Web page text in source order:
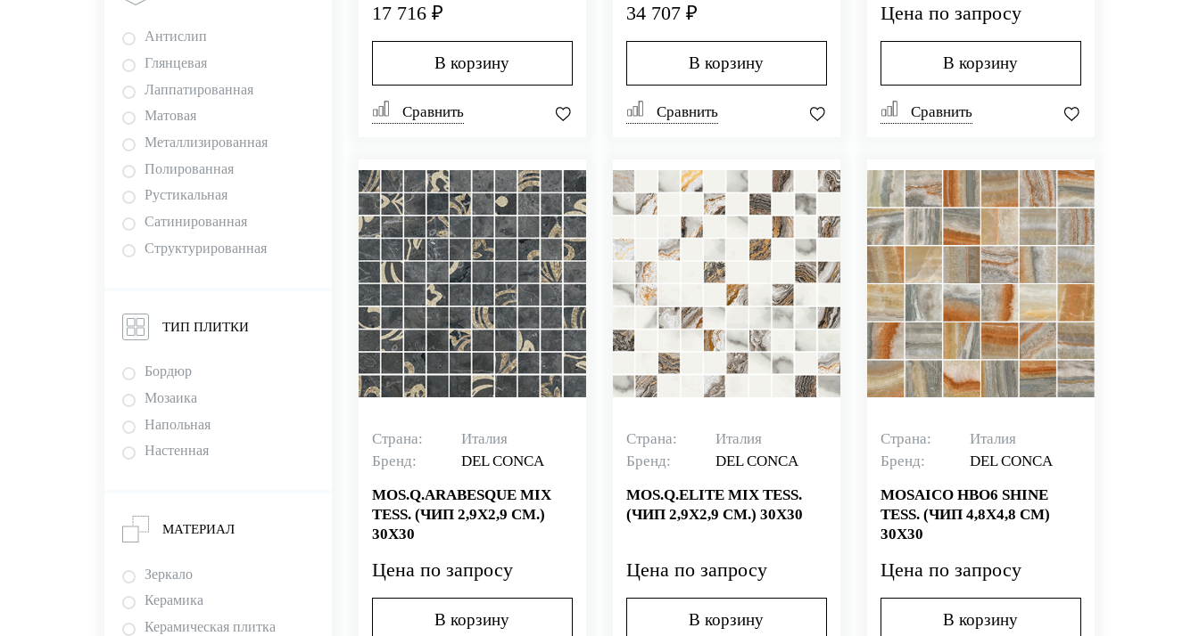
Natural Mosaiс
Naxos
Novabell
Pamesa
Panaria
PASTORELLI
Peronda
Piemme (Valentino)
PROVENZA
Roberto Cavalli
Vallelunga
Многоцветный
Оливковый
Оранжевый
Перламутровый
Разноцветный
Розовый
Салатовый
Светло-серый
Серебрянный
Темно-коричневый
Антислип
Глянцевая
Лаппатированная
Матовая
Металлизированная
Полированная
Рустикальная
Сатинированная
Структурированная
ТИП ПЛИТКИ
Бордюр
Мозаика
Напольная
Настенная
МАТЕРИАЛ
Зеркало
Керамика
Керамическая плитка
17 716 ₽
В корзину
Сравнить
34 707 ₽
В корзину
Сравнить
Цена по запросу
В корзину
Сравнить
Страна:
Италия
Бренд:
DEL CONCA
MOS.Q.ARABESQUE MIX
TESS. (ЧИП 2,9X2,9 СМ.)
30X30
Цена по запросу
В корзину
Страна:
Италия
Бренд:
DEL CONCA
MOS.Q.ELITE MIX TESS.
(ЧИП 2,9X2,9 СМ.) 30X30
Цена по запросу
В корзину
Страна:
Италия
Бренд:
DEL CONCA
MOSAICO HBO6 SHINE
TESS. (ЧИП 4,8X4,8 СМ)
30X30
Цена по запросу
В корзину